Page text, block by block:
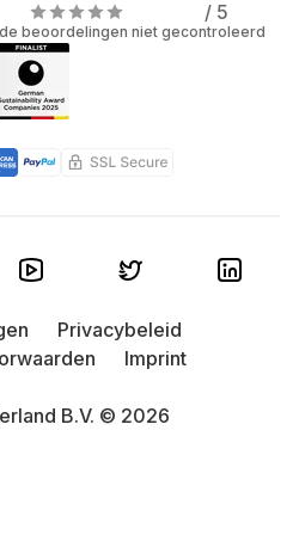
/ 5
beoordelingen niet gecontroleerd
B.V. © 2026
Privacybeleid
Imprint